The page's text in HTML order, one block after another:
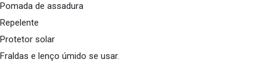
Pomada de assadura
Repelente
Protetor solar
Fraldas e lenço úmido se usar.